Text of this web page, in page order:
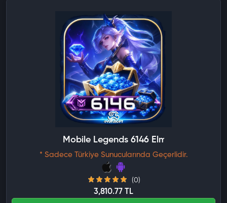
Mobile Legends 6146 Elmas
* Sadece Türkiye Sunucularında Geçerlidir.
(0)
3,810.77 TL